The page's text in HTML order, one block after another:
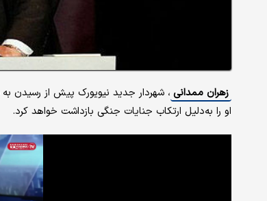
زهران ممدانی ، شهردار جدید نیویورک پیش از رسیدن
او را به‌دلیل ارتکاب جنایات جنگی بازداشت خواهد کرد.